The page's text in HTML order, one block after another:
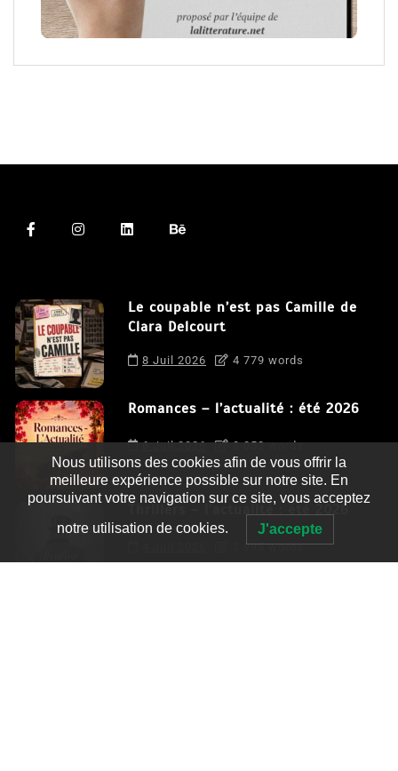
Le coupable n’est pas Camille de
Clara Delcourt
8 Juil 2026 4 779 words
Romances – l’actualité : été 2026
6 Juil 2026 3 052 words
Thrillers – l’actualité : été 2026
2 995 words
Nous utilisons des cookies afin de vous offrir la
meilleure expérience possible sur notre site. En
poursuivant votre navigation sur ce site, vous acceptez
notre utilisation de cookies. J'accepte